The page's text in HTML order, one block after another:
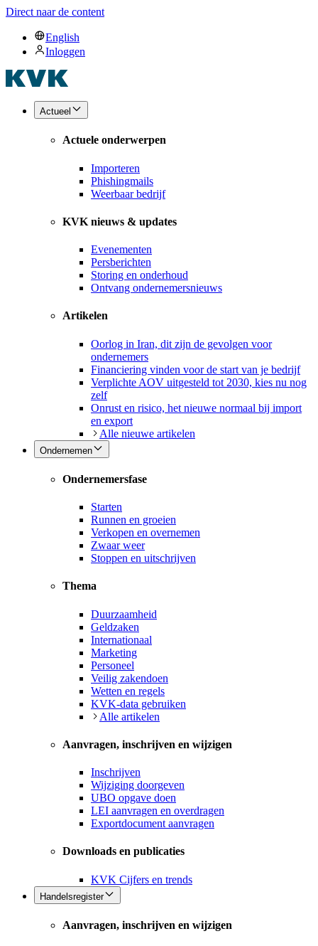
Direct naar de content
English
Inloggen
Actueel
Actuele onderwerpen
Importeren
Phishingmails
Weerbaar bedrijf
KVK nieuws & updates
Evenementen
Persberichten
Storing en onderhoud
Ontvang ondernemersnieuws
Artikelen
Oorlog in Iran, dit zijn de gevolgen voor
ondernemers
Financiering vinden voor de start van je bedrijf
Verplichte AOV uitgesteld tot 2030, kies nu nog
zelf
Onrust en risico, het nieuwe normaal bij import
en export
Alle nieuwe artikelen
Ondernemen
Ondernemersfase
Starten
Runnen en groeien
Verkopen en overnemen
Zwaar weer
Stoppen en uitschrijven
Thema
Duurzaamheid
Geldzaken
Internationaal
Marketing
Personeel
Veilig zakendoen
Wetten en regels
KVK-data gebruiken
Alle artikelen
Aanvragen, inschrijven en wijzigen
Inschrijven
Wijziging doorgeven
UBO opgave doen
LEI aanvragen en overdragen
Exportdocument aanvragen
Downloads en publicaties
KVK Cijfers en trends
Handelsregister
Aanvragen, inschrijven en wijzigen